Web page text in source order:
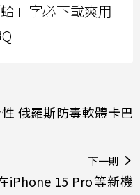
」字必下載爽用
俄羅斯防毒軟體卡巴
下一則
iPhone 15 Pro等新機